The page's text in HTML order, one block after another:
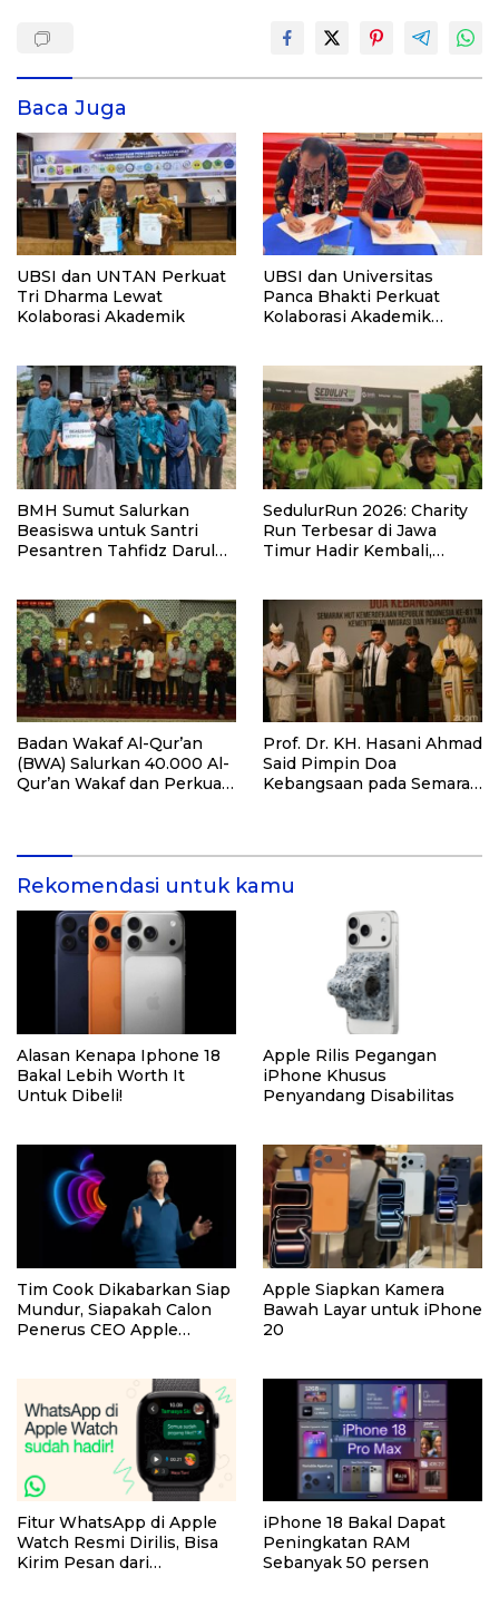
Baca Juga
UBSI dan UNTAN Perkuat
Tri Dharma Lewat
Kolaborasi Akademik
UBSI dan Universitas
Panca Bhakti Perkuat
Kolaborasi Akademik
BMH Sumut Salurkan
Beasiswa untuk Santri
Pesantren Tahfidz Darul
SedulurRun 2026: Charity
Run Terbesar di Jawa
Timur Hadir Kembali,
Santri dan Guru Honorer
Badan Wakaf Al-Qur’an
(BWA) Salurkan 40.000 Al-
Qur’an Wakaf dan Perkuat
Prof. Dr. KH. Hasani Ahmad
Said Pimpin Doa
Kebangsaan pada Semarak
Rekomendasi untuk kamu
Alasan Kenapa Iphone 18
Bakal Lebih Worth It
Untuk Dibeli!
Apple Rilis Pegangan
iPhone Khusus
Penyandang Disabilitas
Tim Cook Dikabarkan Siap
Mundur, Siapakah Calon
Penerus CEO Apple
Apple Siapkan Kamera
Bawah Layar untuk iPhone
20
Fitur WhatsApp di Apple
Watch Resmi Dirilis, Bisa
Kirim Pesan dari
iPhone 18 Bakal Dapat
Peningkatan RAM
Sebanyak 50 persen